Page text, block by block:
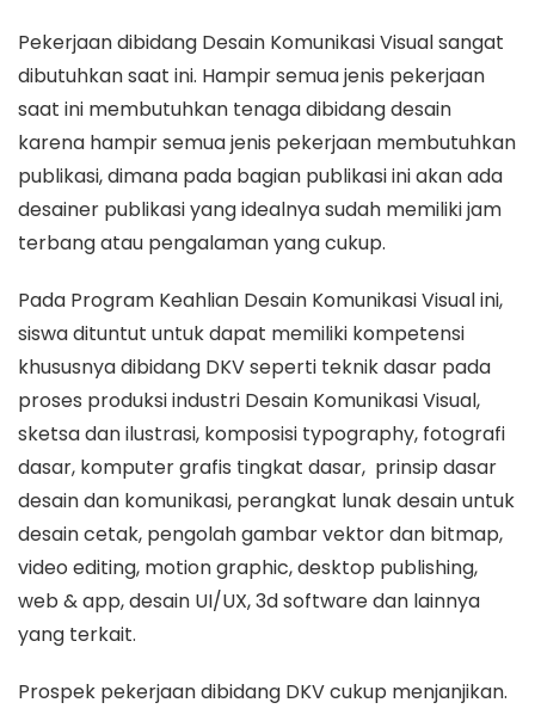
Pekerjaan dibidang Desain Komunikasi Visual sangat
dibutuhkan saat ini. Hampir semua jenis pekerjaan
saat ini membutuhkan tenaga dibidang desain
karena hampir semua jenis pekerjaan membutuhkan
publikasi, dimana pada bagian publikasi ini akan ada
desainer publikasi yang idealnya sudah memiliki jam
terbang atau pengalaman yang cukup.
Pada Program Keahlian Desain Komunikasi Visual ini,
siswa dituntut untuk dapat memiliki kompetensi
khususnya dibidang DKV seperti teknik dasar pada
proses produksi industri Desain Komunikasi Visual,
sketsa dan ilustrasi, komposisi typography, fotografi
dasar, komputer grafis tingkat dasar, prinsip dasar
desain dan komunikasi, perangkat lunak desain untuk
desain cetak, pengolah gambar vektor dan bitmap,
video editing, motion graphic, desktop publishing,
web & app, desain UI/UX, 3d software dan lainnya
yang terkait.
Prospek pekerjaan dibidang DKV cukup menjanjikan.